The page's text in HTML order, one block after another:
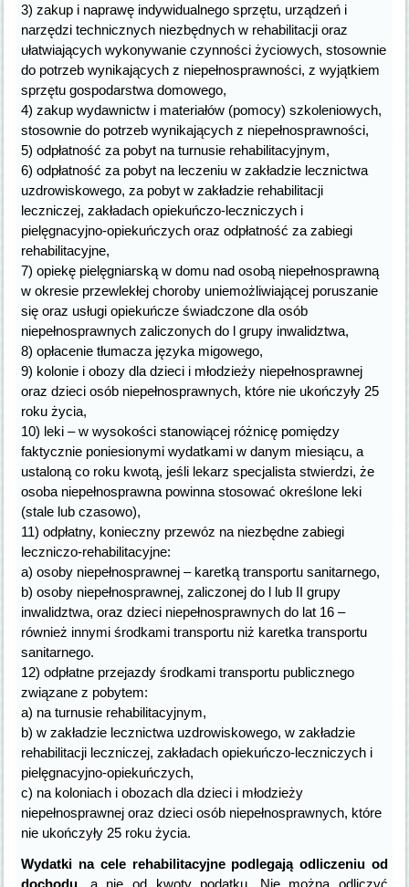
3) zakup i naprawę indywidualnego sprzętu, urządzeń i
narzędzi technicznych niezbędnych w rehabilitacji oraz
ułatwiających wykonywanie czynności życiowych, stosownie
do potrzeb wynikających z niepełnosprawności, z wyjątkiem
sprzętu gospodarstwa domowego,
4) zakup wydawnictw i materiałów (pomocy) szkoleniowych,
stosownie do potrzeb wynikających z niepełnosprawności,
5) odpłatność za pobyt na turnusie rehabilitacyjnym,
6) odpłatność za pobyt na leczeniu w zakładzie lecznictwa
uzdrowiskowego, za pobyt w zakładzie rehabilitacji
leczniczej, zakładach opiekuńczo-leczniczych i
pielęgnacyjno-opiekuńczych oraz odpłatność za zabiegi
rehabilitacyjne,
7) opiekę pielęgniarską w domu nad osobą niepełnosprawną
w okresie przewlekłej choroby uniemożliwiającej poruszanie
się oraz usługi opiekuńcze świadczone dla osób
niepełnosprawnych zaliczonych do l grupy inwalidztwa,
8) opłacenie tłumacza języka migowego,
9) kolonie i obozy dla dzieci i młodzieży niepełnosprawnej
oraz dzieci osób niepełnosprawnych, które nie ukończyły 25
roku życia,
10) leki – w wysokości stanowiącej różnicę pomiędzy
faktycznie poniesionymi wydatkami w danym miesiącu, a
ustaloną co roku kwotą, jeśli lekarz specjalista stwierdzi, że
osoba niepełnosprawna powinna stosować określone leki
(stale lub czasowo),
11) odpłatny, konieczny przewóz na niezbędne zabiegi
leczniczo-rehabilitacyjne:
a) osoby niepełnosprawnej – karetką transportu sanitarnego,
b) osoby niepełnosprawnej, zaliczonej do l lub II grupy
inwalidztwa, oraz dzieci niepełnosprawnych do lat 16 –
również innymi środkami transportu niż karetka transportu
sanitarnego.
12) odpłatne przejazdy środkami transportu publicznego
związane z pobytem:
a) na turnusie rehabilitacyjnym,
b) w zakładzie lecznictwa uzdrowiskowego, w zakładzie
rehabilitacji leczniczej, zakładach opiekuńczo-leczniczych i
pielęgnacyjno-opiekuńczych,
c) na koloniach i obozach dla dzieci i młodzieży
niepełnosprawnej oraz dzieci osób niepełnosprawnych, które
nie ukończyły 25 roku życia.
Wydatki na cele rehabilitacyjne podlegają odliczeniu od
dochodu , a nie od kwoty podatku. Nie można odliczyć